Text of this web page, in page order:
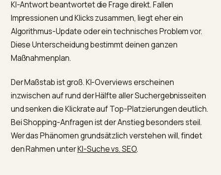
Bevor du irgendetwas änderst, öffne die Google
Console. Die entscheidende Frage lautet: bewegen
Impressionen und Klicks gemeinsam oder
WieMetricus zur Diagnose sinkenden Shopify-
, deutet eine stabile Impressionszahl bei
Klicks auf KI-Interception hin: Dein Ranking steht,
KI-Antwort beantwortet die Frage direkt. Fallen
Impressionen und Klicks zusammen, liegt eher ein
Algorithmus-Update oder ein technisches Problem
Diese Unterscheidung bestimmt deinen ganzen
Maßnahmenplan.